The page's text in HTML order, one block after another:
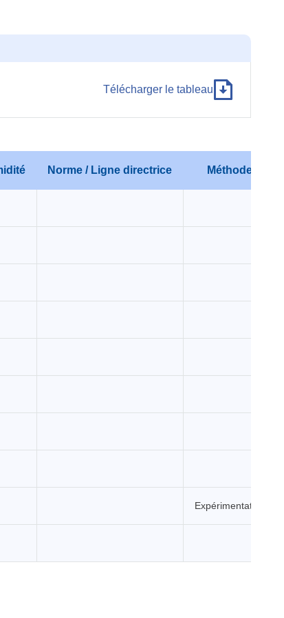
Télécharger le tableau
Norme / Ligne directrice Méthode
Expérimentation